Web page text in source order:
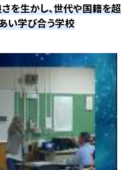
を生かし、世代や国籍を超
い学び合う学校